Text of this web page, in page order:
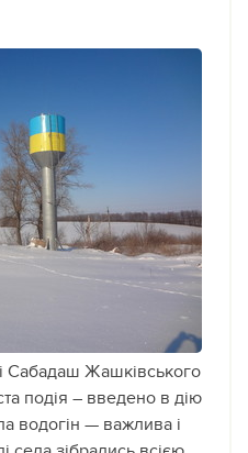
Сабадаш Жашківського
подія – введено в дію
водогін — важлива і